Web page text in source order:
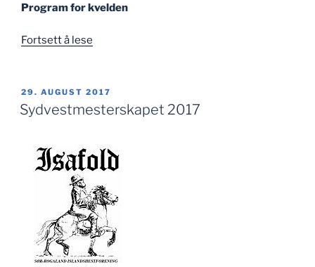
Program for kvelden
Fortsett å lese
PUBLISERT
29. AUGUST 2017
Sydvestmesterskapet 2017